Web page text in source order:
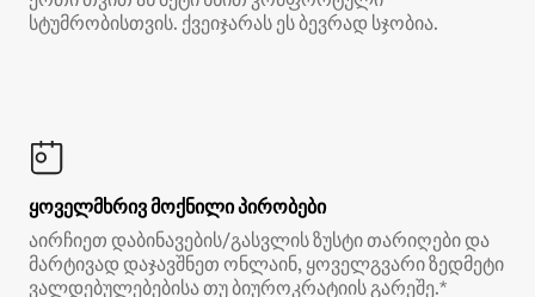
სტუმრობისთვის. ქვეიჯარას ეს ბევრად სჯობია.
ყოველმხრივ მოქნილი პირობები
აირჩიეთ დაბინავების/გასვლის ზუსტი თარიღები და
მარტივად დაჯავშნეთ ონლაინ, ყოველგვარი ზედმეტი
ვალდებულებებისა თუ ბიუროკრატიის გარეშე.*